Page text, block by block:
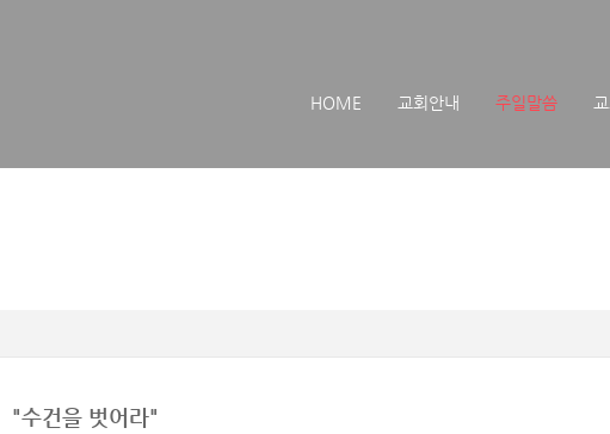
HOME 교회안내 주일말씀
"수건을 벗어라"